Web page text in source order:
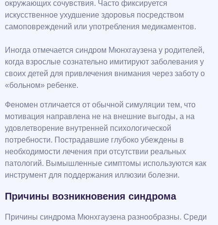
окружающих сочувствия. Часто фиксируется
искусственное ухудшение здоровья посредством
самоповреждений или употребления медикаментов.
Иногда отмечается синдром Мюнхгаузена у родителей,
когда взрослые сознательно имитируют заболевания у
своих детей для привлечения внимания через заботу о
«больном» ребенке.
Феномен отличается от обычной симуляции тем, что
мотивация направлена не на внешние выгоды, а на
удовлетворение внутренней психологической
потребности. Пострадавшие глубоко убеждены в
необходимости лечения при отсутствии реальных
патологий. Вымышленные симптомы используются как
инструмент для поддержания иллюзии болезни.
Причины возникновения синдрома
Причины синдрома Мюнхгаузена разнообразны. Среди